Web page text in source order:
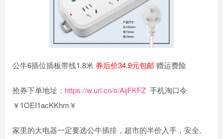
公牛6插位插板带线1.8米 券后价34.9元包邮 赠运费险
抢券下单地址： https://w.url.cn/s/AijFKFZ 手机淘口令
￥1OEI1acKKhm￥
家里的大电器一定要选公牛插排，超市的半价入手，安全、